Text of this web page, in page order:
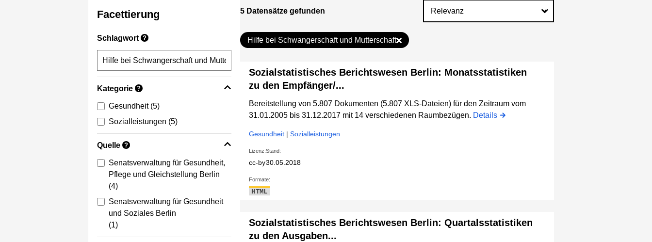
Facettierung
Schlagwort ?
Kategorie ?
Gesundheit (5)
Sozialleistungen (5)
Quelle ?
Senatsverwaltung für Gesundheit,
Pflege und Gleichstellung Berlin
(4)
Senatsverwaltung für Gesundheit
und Soziales Berlin
(1)
5 Datensätze gefunden
Hilfe bei Schwangerschaft und Mutterschaft
Sozialstatistisches Berichtswesen Berlin: Monatsstatistiken
zu den Empfänger/...
Bereitstellung von 5.807 Dokumenten (5.807 XLS-Dateien) für den Zeitraum vom
31.01.2005 bis 31.12.2017 mit 14 verschiedenen Raumbezügen. Details
Gesundheit |Sozialleistungen
Lizenz:
cc-by
Stand:
30.05.2018
Formate:
HTML
Sozialstatistisches Berichtswesen Berlin: Quartalsstatistiken
zu den Ausgaben...